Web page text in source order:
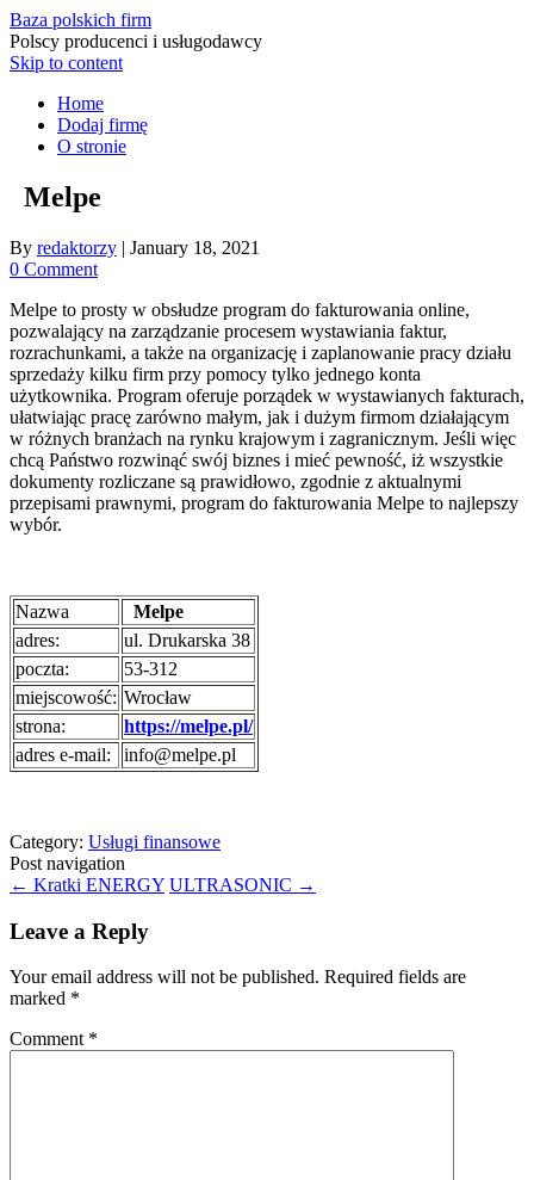
Baza polskich firm
Polscy producenci i usługodawcy
Skip to content
Home
Dodaj firmę
O stronie
Melpe
By redaktorzy | January 18, 2021
0 Comment
Melpe to prosty w obsłudze program do fakturowania online,
pozwalający na zarządzanie procesem wystawiania faktur,
rozrachunkami, a także na organizację i zaplanowanie pracy działu
sprzedaży kilku firm przy pomocy tylko jednego konta
użytkownika. Program oferuje porządek w wystawianych fakturach,
ułatwiając pracę zarówno małym, jak i dużym firmom działającym
w różnych branżach na rynku krajowym i zagranicznym. Jeśli więc
chcą Państwo rozwinąć swój biznes i mieć pewność, iż wszystkie
dokumenty rozliczane są prawidłowo, zgodnie z aktualnymi
przepisami prawnymi, program do fakturowania Melpe to najlepszy
wybór.
Nazwa
Melpe
adres:
ul. Drukarska 38
poczta:
53-312
miejscowość: Wrocław
strona:
https://melpe.pl/
adres e-mail:
info@melpe.pl
Category: Usługi finansowe
Post navigation
← Kratki ENERGY ULTRASONIC →
Leave a Reply
Your email address will not be published. Required fields are
marked *
Comment *